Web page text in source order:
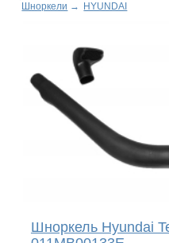
Шноркели → HYUNDAI
Шноркель Hyundai